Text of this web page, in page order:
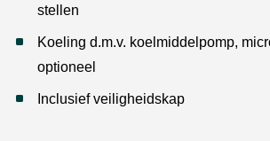
stellen
Koeling d.m.v. koelmiddelpomp,
optioneel
Inclusief veiligheidskap